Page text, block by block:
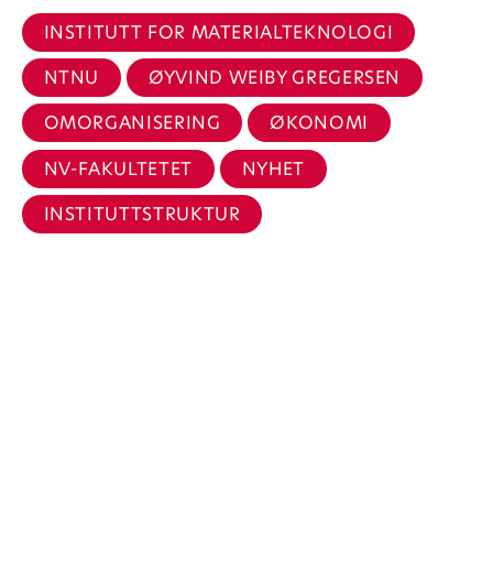
INSTITUTT FOR MATERIALTEKNOLOGI
NTNU
ØYVIND WEIBY GREGERSEN
OMORGANISERING
ØKONOMI
NV-FAKULTETET
NYHET
INSTITUTTSTRUKTUR